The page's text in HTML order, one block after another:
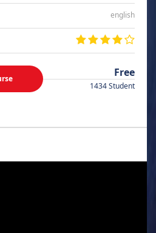
english
Free
1434 Student